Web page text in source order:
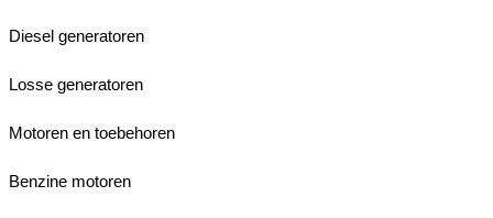
Diesel generatoren
Losse generatoren
Motoren en toebehoren
Benzine motoren